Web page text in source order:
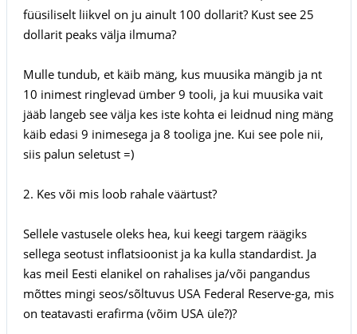
füüsiliselt liikvel on ju ainult 100 dollarit? Kust see 25
dollarit peaks välja ilmuma?
Mulle tundub, et käib mäng, kus muusika mängib ja nt
10 inimest ringlevad ümber 9 tooli, ja kui muusika vait
jääb langeb see välja kes iste kohta ei leidnud ning mäng
käib edasi 9 inimesega ja 8 tooliga jne. Kui see pole nii,
siis palun seletust =)
2. Kes või mis loob rahale väärtust?
Sellele vastusele oleks hea, kui keegi targem räägiks
sellega seotust inflatsioonist ja ka kulla standardist. Ja
kas meil Eesti elanikel on rahalises ja/või pangandus
mõttes mingi seos/sõltuvus USA Federal Reserve-ga, mis
on teatavasti erafirma (võim USA üle?)?